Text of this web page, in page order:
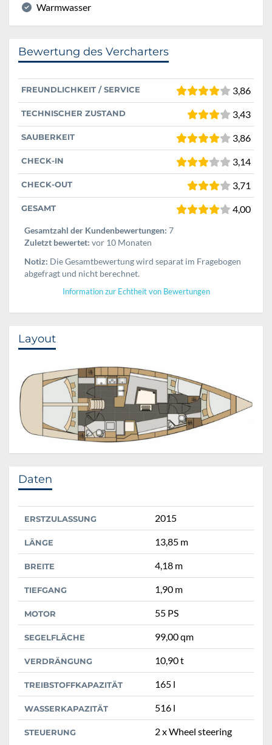
Warmwasser
Bewertung des Vercharters
FREUNDLICHKEIT / SERVICE 3,86
TECHNISCHER ZUSTAND 3,43
SAUBERKEIT 3,86
CHECK-IN 3,14
CHECK-OUT 3,71
GESAMT 4,00
Gesamtzahl der Kundenbewertungen: 7
Zuletzt bewertet: vor 10 Monaten
Notiz: Die Gesamtbewertung wird separat im Fragebogen
abgefragt und nicht berechnet.
Information zur Echtheit von Bewertungen
Layout
Daten
ERSTZULASSUNG 2015
LÄNGE 13,85 m
BREITE 4,18 m
TIEFGANG 1,90 m
MOTOR 55 PS
SEGELFLÄCHE 99,00 qm
VERDRÄNGUNG 10,90 t
TREIBSTOFFKAPAZITÄT 165 l
WASSERKAPAZITÄT 516 l
STEUERUNG 2 x Wheel steering